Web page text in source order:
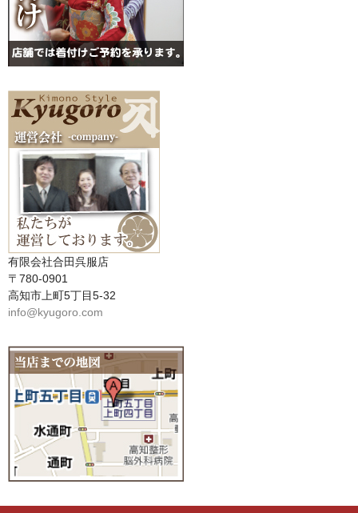
有限会社合田呉服店
〒780-0901
高知市上町5丁目5-32
info@kyugoro.com